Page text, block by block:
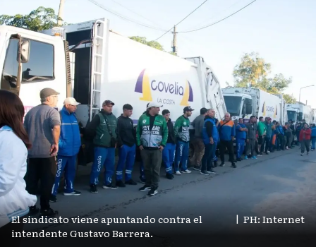
El sindicato viene apuntando contra el
intendente Gustavo Barrera.
| PH: Internet